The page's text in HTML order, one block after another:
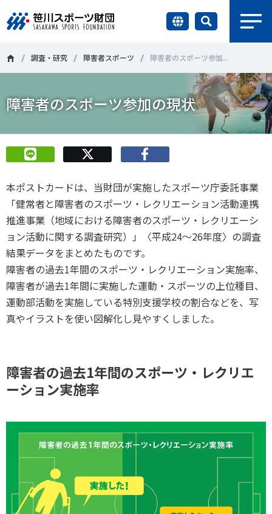
財団情報
研究員紹介
社会づくり
国際情報
知る学ぶ
ニュース
お問い合わせ・お申し込み
「SSFニュース」
会員登録
＃誰が子どものスポーツをささえるのか ＃部活動
＃アクティブなまちづくり ＃日本人の身体活動と健康寿命
＃障害者スポーツ ＃スポーツ基本計画
＃高齢者スポーツ ＃差別とダイバーシティ
調査・研究
スポーツライフ・データ
スポーツ白書
政策提言
スポーツによるまちづくり
スポーツ・ガバナンス
健康とスポーツ
社会づくり
調査・研究 障害者スポーツ 障害者のスポーツ参加...
障害者のスポーツ参加の現状
本ポストカードは、当財団が実施したスポーツ庁委託事業
「健常者と障害者のスポーツ・レクリエーション活動連携
推進事業（地域における障害者のスポーツ・レクリエーシ
ョン活動に関する調査研究）」〈平成24～26年度〉の調査
結果データをまとめたものです。
障害者の過去1年間のスポーツ・レクリエーション実施率、
障害者が過去1年間に実施した運動・スポーツの上位種目、
運動部活動を実施している特別支援学校の割合などを、写
真やイラストを使い図解化し見やすくしました。
障害者の過去1年間のスポーツ・レクリエ
ーション実施率